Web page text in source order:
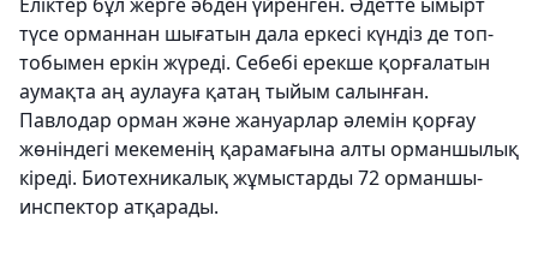
түсе орманнан шығатын дала еркесі күндіз де топ-
тобымен еркін жүреді. Себебі ерекше қорғалатын
аумақта аң аулауға қатаң тыйым салынған.
Павлодар орман және жануарлар әлемін қорғау
жөніндегі мекеменің қарамағына алты орманшылық
кіреді. Биотехникалық жұмыстарды 72 орманшы-
инспектор атқарады.